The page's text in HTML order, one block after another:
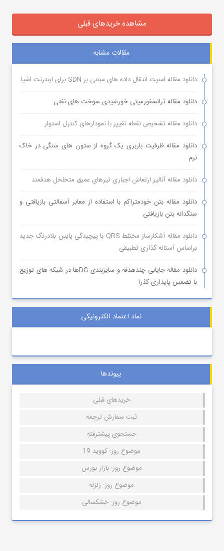
مشاهده خریدهای قبلی
مقالات مشابه
دانلود مقاله امنیت انتقال داده های مبتنی بر SDN برای اینترنت اشیا
دانلود مقاله ترانسفورمیتی خورشیدی سوخت های نفتی
دانلود مقاله تشخیص نقطه تغییر با نمودارهای کنترل استوار
دانلود مقاله ظرفیت باربری یک گروه از ستون های سنگی در خاک
نرم
دانلود مقاله آنالیز ارتعاش اجباری تیرهای عمیق متخلخل هدفمند
دانلود مقاله بتن خودمتراکم با استفاده از معابر آسفالتی بازیافتی و
سنگدانه بتن بازیافتی
دانلود مقاله آشکارساز مختلط QRS با پیچیدگی پایین بلادرنگ جدید
براساس آستانه گذاری تطبیقی
دانلود مقاله جایابی چندهدفه و سایزبندی DGها در شبکه های توزیع
با تضمین پایداری گذرا
نماد اعتماد الکترونیکی
پیوندها
خریدهای قبلی
ثبت سفارش ترجمه
جستجوی پیشترفته
موضوع روز: کووید 19
موضوع روز: بازار بورس
موضوع روز: زلزله
موضوع روز: خشکسالی